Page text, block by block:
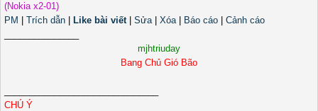
(Nokia x2-01)
PM
Trích dẫn Like bài viết| Sửa| Xóa| Báo cáo
Cảnh cáo
mjhtriuday
Bang Chủ Gió Bão
CHÚ Ý